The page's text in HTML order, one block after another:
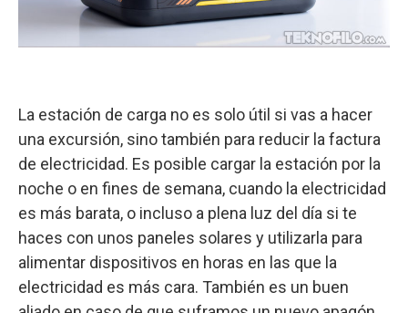
La estación de carga no es solo útil si vas a hacer
una excursión, sino también para reducir la factura
de electricidad. Es posible cargar la estación por la
noche o en fines de semana, cuando la electricidad
es más barata, o incluso a plena luz del día si te
haces con unos paneles solares y utilizarla para
alimentar dispositivos en horas en las que la
electricidad es más cara. También es un buen